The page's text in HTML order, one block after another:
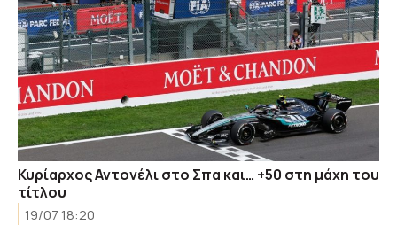
Κυρίαρχος Αντονέλι στο Σπα και… +50 στη μάχη του
τίτλου
19/07 18:20